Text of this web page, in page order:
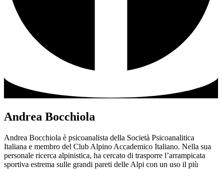
Andrea Bocchiola
Andrea Bocchiola è psicoanalista della Società Psicoanalitica
Italiana e membro del Club Alpino Accademico Italiano. Nella sua
personale ricerca alpinistica, ha cercato di trasporre l’arrampicata
sportiva estrema sulle grandi pareti delle Alpi con un uso il più